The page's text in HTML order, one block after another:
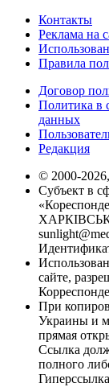
Контакты
Реклама на
Правила
Договор
Политика в
данных
Редакция
© 2000-
Субъект в
сайте,
При
Украины и
прямая
Ссылка
полного